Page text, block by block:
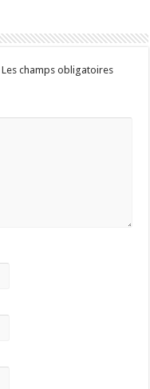
Les champs obligatoires